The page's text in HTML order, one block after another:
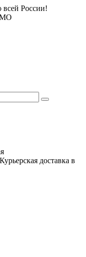
всей России!
МО
доставка в